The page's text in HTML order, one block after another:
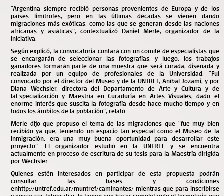
“Argentina siempre recibió personas provenientes de Europa y de los
países limítrofes, pero en las últimas décadas se vienen dando
migraciones más exóticas, como las que se generan desde las naciones
africanas y asiáticas”, contextualizó Daniel Merle, organizador de la
iniciativa.
Según explicó, la convocatoria contará con un comité de especialistas que
se encargarán de seleccionar las fotografías, y luego, los trabajos
ganadores formarán parte de una muestra que será curada, diseñada y
realizada por un equipo de profesionales de la Universidad. “Fui
convocado por el director del Museo y de la UNTREF, Aníbal Jozami, y por
Diana Wechsler, directora del Departamento de Arte y Cultura y de
laEspecialización y Maestría en Curaduría en Artes Visuales, dado el
enorme interés que suscita la fotografía desde hace mucho tiempo y en
todos los ámbitos de la población”, relató.
Merle dijo que propuso el tema de las migraciones que “fue muy bien
recibido ya que, teniendo un espacio tan especial como el Museo de la
Inmigración, era una muy buena oportunidad para desarrollar este
proyecto”. El organizador estudió en la UNTREF y se encuentra
actualmente en proceso de escritura de su tesis para la Maestría dirigida
por Wechsler.
Quienes estén interesados en participar de esta propuesta podrán
consultar las bases y condiciones
enhttp://untref.edu.ar/muntref/caminantes/ mientras que para inscribirse